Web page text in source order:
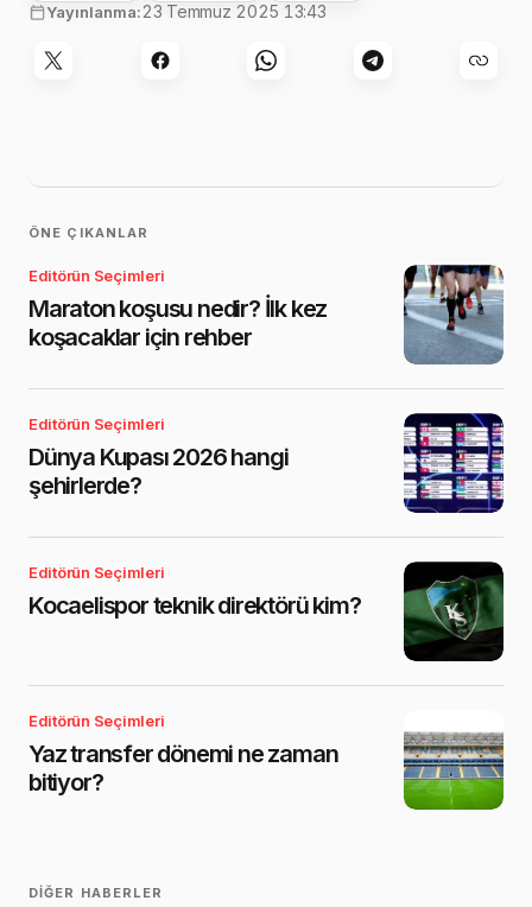
Yayınlanma:23 Temmuz 2025 13:43
ÖNE ÇIKANLAR
Editörün Seçimleri
Maraton koşusu nedir? İlk kez
koşacaklar için rehber
Editörün Seçimleri
Dünya Kupası 2026 hangi
şehirlerde?
Editörün Seçimleri
Kocaelispor teknik direktörü kim?
Editörün Seçimleri
Yaz transfer dönemi ne zaman
bitiyor?
DIĞER HABERLER